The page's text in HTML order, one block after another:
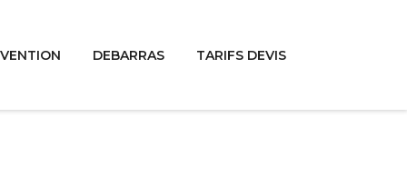
DEBARRAS TARIFS DEVIS